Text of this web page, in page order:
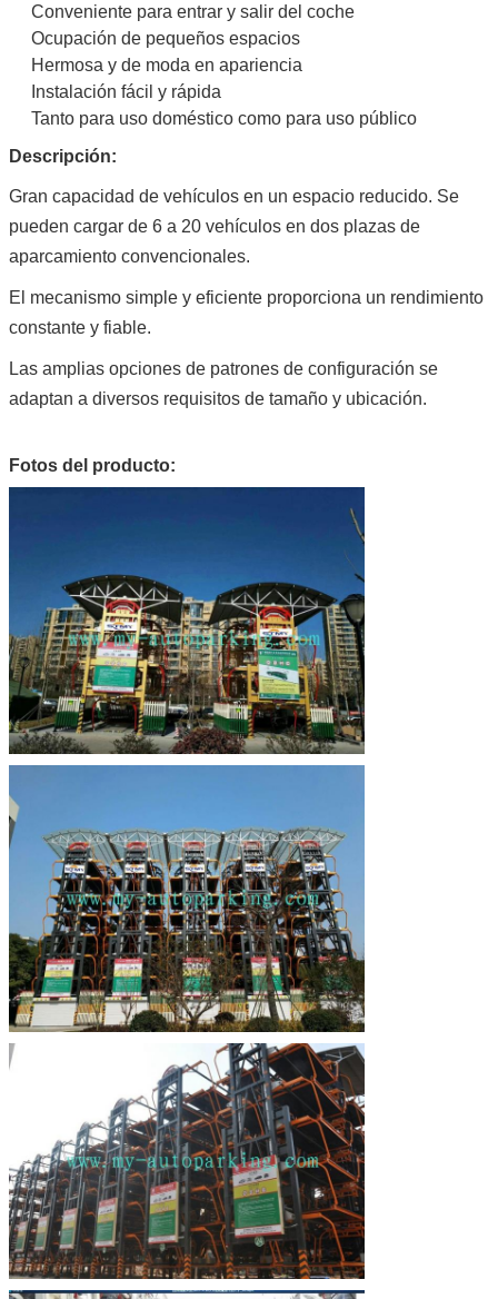
Tiempo de
entrega
Entre 30 y 60 días
Tamaño exterior Por favor, vea las dimensiones de abajo
Paquete
Cuadro de acero y película de espuma
Tratamiento de
De alta calidadanti-corrosiónPintado o galvanizado
El color Rojo, Azul, Gris, Amarillo, etc. (para uso personal)de
demanda de los usuarios)
Conveniente para entrar y salir del coche
Ocupación de pequeños espacios
Hermosa y de moda en apariencia
Instalación fácil y rápida
Tanto para uso doméstico como para uso público
Descripción:
Gran capacidad de vehículos en un espacio reducido. Se
pueden cargar de 6 a 20 vehículos en dos plazas de
aparcamiento convencionales.
El mecanismo simple y eficiente proporciona un rendimiento
constante y fiable.
Las amplias opciones de patrones de configuración se
adaptan a diversos requisitos de tamaño y ubicación.
Fotos del producto: